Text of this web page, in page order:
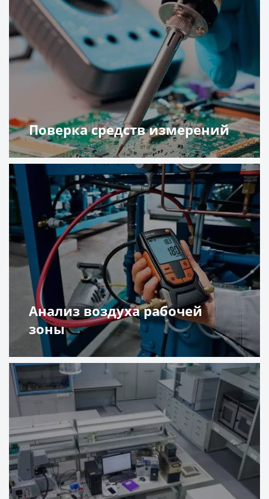
Поверка средств измерений
Подробнее
Анализ воздуха рабочей
зоны
Подробнее